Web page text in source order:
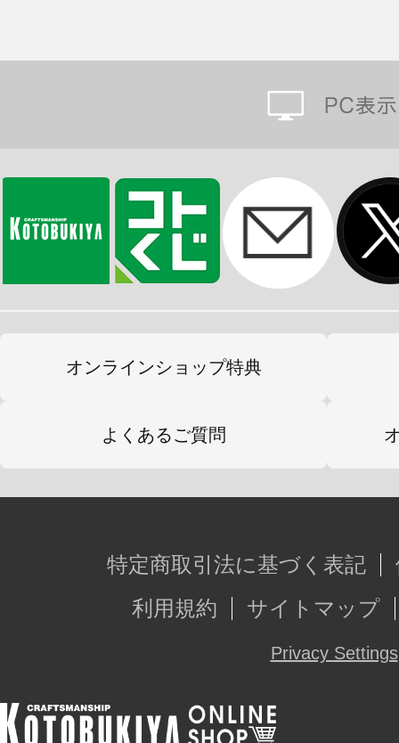
オンラインショップ特典
よくあるご質問
特定商取引法に基づく表記
利用規約
サイトマップ
Privacy Settings